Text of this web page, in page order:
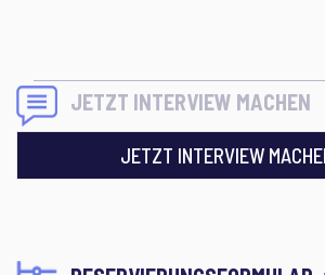
JETZT INTERVIEW MACHEN
JETZT INTERVIEW